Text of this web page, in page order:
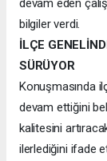
devam eden
bilgiler verdi.
İLÇE
SÜRÜYOR
Konuşmasında
devam ettiğini
kalitesini
ilerlediğini ifade